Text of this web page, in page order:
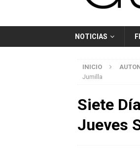
NOTICIAS
INICIO
Jumilla
Siete
Jueves